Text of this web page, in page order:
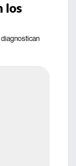
los
diagnostican